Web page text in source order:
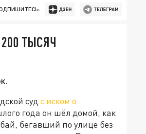
ТЫСЯЧ
суд с иском о
года он шёл домой, как
бегавший по улице без